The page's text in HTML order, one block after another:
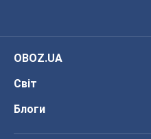
OBOZ.UA
Світ
Блоги